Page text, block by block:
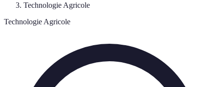
Technologie Agricole
Technologie Agricole